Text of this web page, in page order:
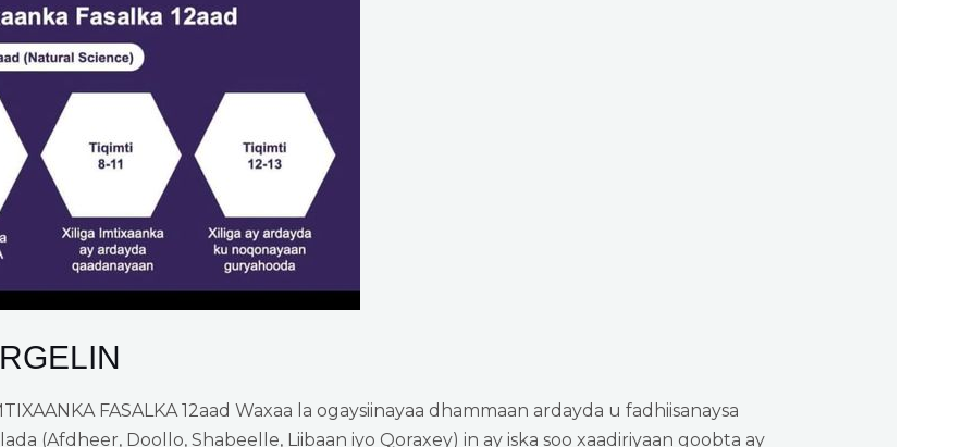
FASALKA 12aad Waxaa la ogaysiinayaa dhammaan ardayda u fadhiisanaysa
(Afdheer, Doollo, Shabeelle, Liibaan iyo Qoraxey) in ay iska soo xaadiriyaan goobta ay